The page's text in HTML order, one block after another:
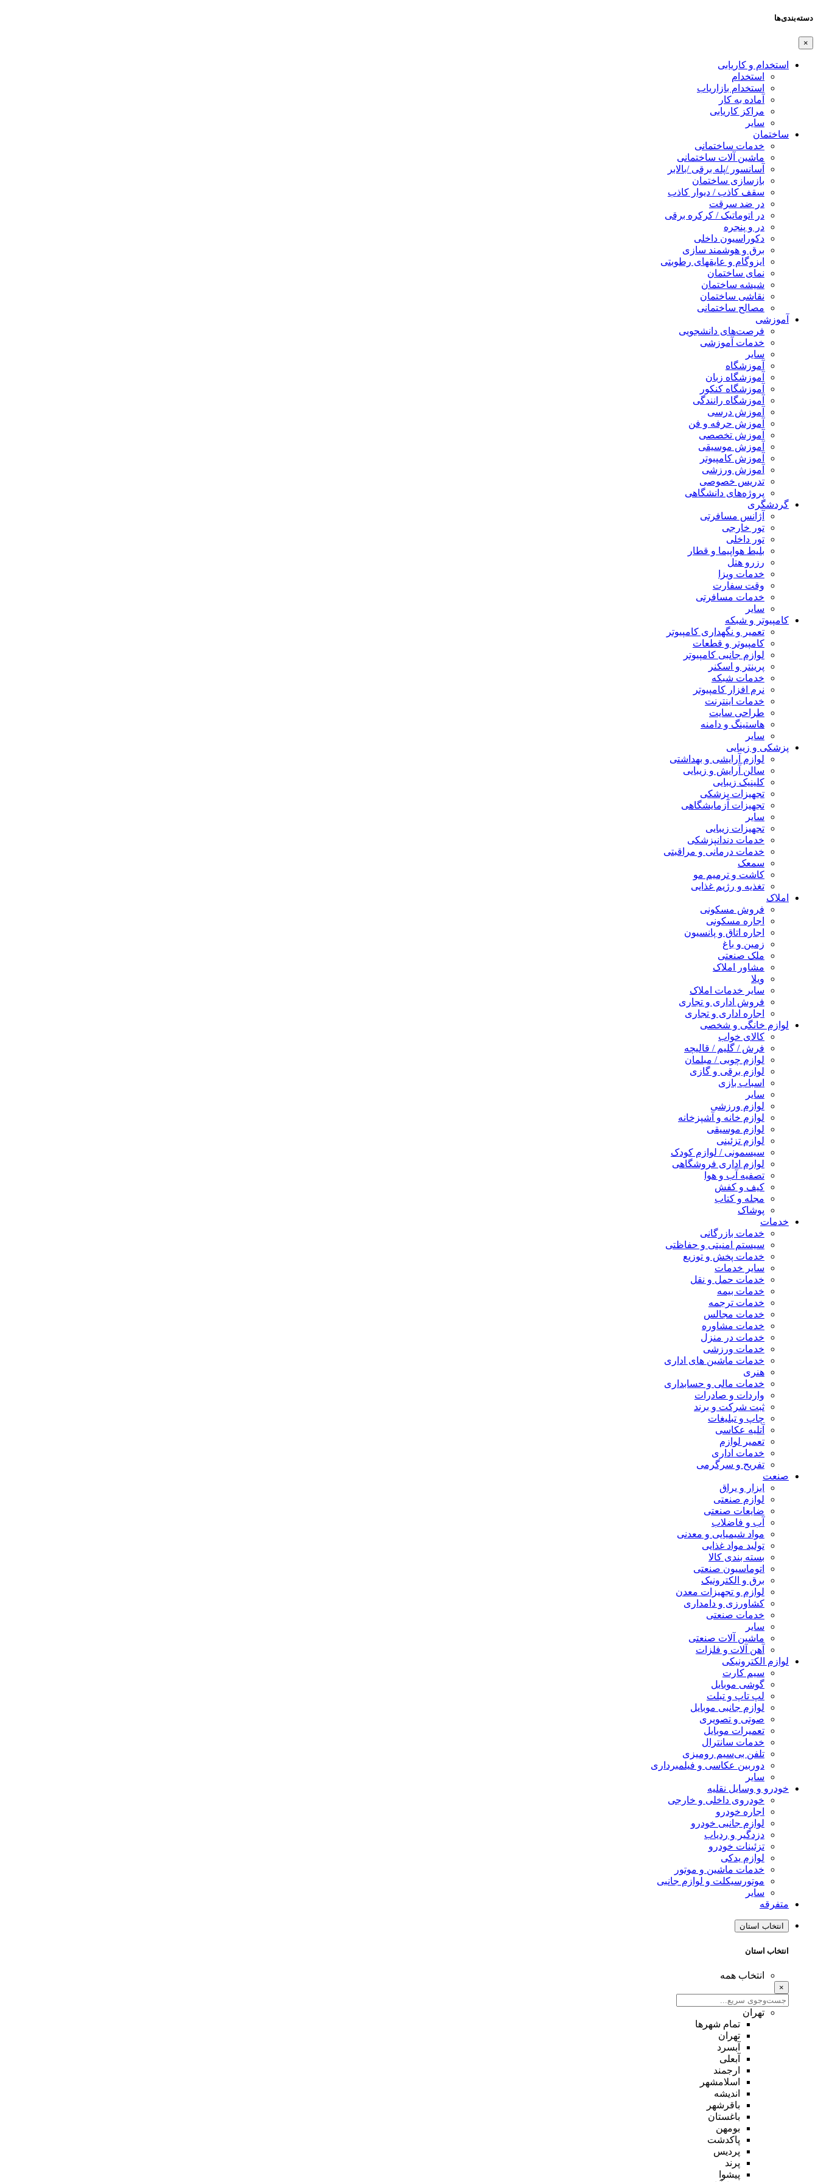
دسته‌بندی‌ها
×
استخدام و کاریابی
استخدام
استخدام بازاریاب
آماده به کار
مراکز کاریابی
سایر
ساختمان
خدمات ساختمانی
ماشین آلات ساختمانی
آسانسور /پله برقی /بالابر
بازسازی ساختمان
سقف کاذب / دیوار کاذب
در ضد سرقت
در اتوماتیک / کرکره برقی
در و پنجره
دکوراسیون داخلی
برق و هوشمند سازی
ایزوگام و عایقهای رطوبتی
نمای ساختمان
شیشه ساختمان
نقاشی ساختمان
مصالح ساختمانی
آموزشی
فرصت‌های دانشجویی
خدمات آموزشی
سایر
آموزشگاه
آموزشگاه زبان
آموزشگاه کنکور
آموزشگاه رانندگی
آموزش درسی
آموزش حرفه و فن
آموزش تخصصی
آموزش موسیقی
آموزش کامپیوتر
آموزش ورزشی
تدریس خصوصی
پروژه‌های دانشگاهی
گردشگری
آژانس مسافرتی
تور خارجی
تور داخلی
بلیط هواپیما و قطار
رزرو هتل
خدمات ویزا
وقت سفارت
خدمات مسافرتی
سایر
کامپیوتر و شبکه
تعمیر و نگهداری کامپیوتر
کامپیوتر و قطعات
لوازم جانبی کامپیوتر
پرینتر و اسکنر
خدمات شبکه
نرم افزار کامپیوتر
خدمات اینترنت
طراحی سایت
هاستینگ و دامنه
سایر
پزشکی و زیبایی
لوازم آرایشی و بهداشتی
سالن آرایش و زیبایی
کلینیک زیبایی
تجهیزات پزشکی
تجهیزات آزمایشگاهی
سایر
تجهیزات زیبایی
خدمات دندانپزشکی
خدمات درمانی و مراقبتی
سمعک
کاشت و ترمیم مو
تغذیه و رژیم غذایی
املاک
فروش مسکونی
اجاره مسکونی
اجاره اتاق و پانسیون
زمین و باغ
ملک صنعتی
مشاور املاک
ویلا
سایر خدمات املاک
فروش اداری و تجاری
اجاره اداری و تجاری
لوازم خانگی و شخصی
کالای خواب
فرش / گلیم / قالیچه
لوازم چوبی / مبلمان
لوازم برقی و گازی
اسباب بازی
سایر
لوازم ورزشی
لوازم خانه و آشپزخانه
لوازم موسیقی
لوازم تزئینی
سیسمونی / لوازم کودک
لوازم اداری فروشگاهی
تصفیه آب و هوا
کیف و کفش
مجله و کتاب
پوشاک
خدمات
خدمات بازرگانی
سیستم امنیتی و حفاظتی
خدمات پخش و توزیع
سایر خدمات
خدمات حمل و نقل
خدمات بیمه
خدمات ترجمه
خدمات مجالس
خدمات مشاوره
خدمات در منزل
خدمات ورزشی
خدمات ماشین های اداری
هنری
خدمات مالی و حسابداری
واردات و صادرات
ثبت شرکت و برند
چاپ و تبلیغات
آتلیه عکاسی
تعمیر لوازم
خدمات اداری
تفریح و سرگرمی
صنعت
ابزار و یراق
لوازم صنعتی
ضایعات صنعتی
آب و فاضلاب
مواد شیمیایی و معدنی
تولید مواد غذایی
بسته بندی کالا
اتوماسیون صنعتی
برق و الکترونیک
لوازم و تجهیزات معدن
کشاورزی و دامداری
خدمات صنعتی
سایر
ماشین آلات صنعتی
آهن آلات و فلزات
لوازم الکترونیکی
سیم کارت
گوشی موبایل
لپ تاپ و تبلت
لوازم جانبی موبایل
صوتی و تصویری
تعمیرات موبایل
خدمات سانترال
تلفن بی‌سیم رومیزی
دوربین عکاسی و فیلمبرداری
سایر
خودرو و وسایل نقلیه
خودروی داخلی و خارجی
اجاره خودرو
لوازم جانبی خودرو
دزدگیر و ردیاب
تزئینات خودرو
لوازم یدکی
خدمات ماشین و موتور
موتورسیکلت و لوازم جانبی
سایر
متفرقه
انتخاب استان
انتخاب استان
انتخاب همه
×
تهران
تمام شهر‌ها
تهران
آبسرد
آبعلی
ارجمند
اسلامشهر
اندیشه
باقرشهر
باغستان
بومهن
پاکدشت
پردیس
پرند
پیشوا